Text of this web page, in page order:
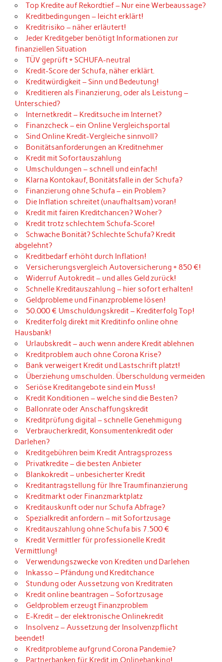
Top Kredite auf Rekordtief – Nur eine Werbeaussage?
Kreditbedingungen – leicht erklärt!
Kreditrisiko – näher erläutert!
Jeder Kreditgeber benötigt Informationen zur
finanziellen Situation
TÜV geprüft + SCHUFA-neutral
Kredit-Score der Schufa, näher erklärt.
Kreditwürdigkeit – Sinn und Bedeutung!
Kreditieren als Finanzierung, oder als Leistung –
Unterschied?
Internetkredit – Kreditsuche im Internet?
Finanzcheck – ein Online Vergleichsportal
Sind Online Kredit-Vergleiche sinnvoll?
Bonitätsanforderungen an Kreditnehmer
Kredit mit Sofortauszahlung
Umschuldungen – schnell und einfach!
Klarna Kontokauf, Bonitätsfalle in der Schufa?
Finanzierung ohne Schufa – ein Problem?
Die Inflation schreitet (unaufhaltsam) voran!
Kredit mit fairen Kreditchancen? Woher?
Kredit trotz schlechtem Schufa-Score!
Schwache Bonität? Schlechte Schufa? Kredit
abgelehnt?
Kreditbedarf erhöht durch Inflation!
Versicherungsvergleich Autoversicherung + 850 €!
Widerruf Autokredit – und alles Geld zurück!
Schnelle Kreditauszahlung – hier sofort erhalten!
Geldprobleme und Finanzprobleme lösen!
50.000 € Umschuldungskredit – Krediterfolg Top!
Krediterfolg direkt mit Kreditinfo online ohne
Hausbank!
Urlaubskredit – auch wenn andere Kredit ablehnen
Kreditproblem auch ohne Corona Krise?
Bank verweigert Kredit und Lastschrift platzt!
Überziehung umschulden. Überschuldung vermeiden
Seriöse Kreditangebote sind ein Muss!
Kredit Konditionen – welche sind die Besten?
Ballonrate oder Anschaffungskredit
Kreditprüfung digital – schnelle Genehmigung
Verbraucherkredit, Konsumentenkredit oder
Darlehen?
Kreditgebühren beim Kredit Antragsprozess
Privatkredite – die besten Anbieter
Blankokredit – unbesicherter Kredit
Kreditantragstellung für Ihre Traumfinanzierung
Kreditmarkt oder Finanzmarktplatz
Kreditauskunft oder nur Schufa Abfrage?
Spezialkredit anfordern – mit Sofortzusage
Kreditauszahlung ohne Schufa bis 7.500 €
Kredit Vermittler für professionelle Kredit
Vermittlung!
Verwendungszwecke von Krediten und Darlehen
Inkasso – Pfändung und Kreditchance
Stundung oder Aussetzung von Kreditraten
Kredit online beantragen – Sofortzusage
Geldproblem erzeugt Finanzproblem
E-Kredit – der elektronische Onlinekredit
Insolvenz – Aussetzung der Insolvenzpflicht
beendet!
Kreditprobleme aufgrund Corona Pandemie?
Partnerbanken für Kredit im Onlinebanking!